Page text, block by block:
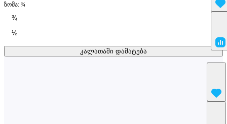
კალათაში დამატება
ზომა: ¾
¾
½